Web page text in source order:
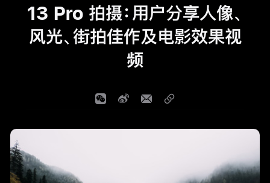
13 Pro 拍摄：用户分享人像、
风光、街拍佳作及电影效果视
频